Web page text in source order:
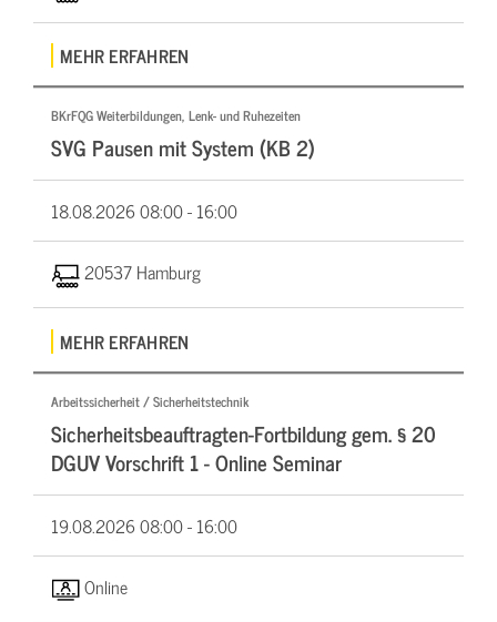
MEHR ERFAHREN
BKrFQG Weiterbildungen, Lenk- und Ruhezeiten
SVG Pausen mit System (KB 2)
18.08.202608:00 - 16:00
20537 Hamburg
MEHR ERFAHREN
Arbeitssicherheit / Sicherheitstechnik
Sicherheitsbeauftragten-Fortbildung gem. § 20
DGUV Vorschrift 1 - Online Seminar
19.08.202608:00 - 16:00
Online